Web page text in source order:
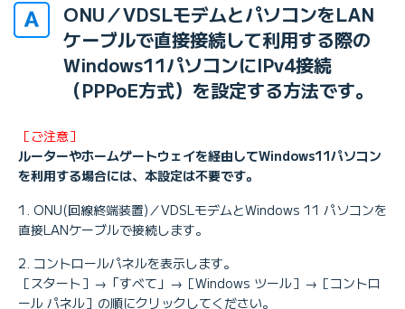
ONU／VDSLモデムとパソコンをLAN
ケーブルで直接接続して利用する際の
Windows11パソコンにIPv4接続
（PPPoE方式）を設定する方法です。
［ご注意］
ルーターやホームゲートウェイを経由してWindows11パソコン
を利用する場合には、本設定は不要です。
ONU(回線終端装置)／VDSLモデムとWindows 11 パソコンを
直接LANケーブルで接続します。
コントロールパネルを表示します。
［スタート］→「すべて」→［Windows ツール］→［コントロ
ール パネル］の順にクリックしてください。